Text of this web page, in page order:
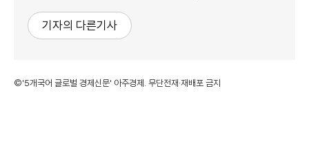
기자의 다른기사
©'5개국어 글로벌 경제신문' 아주경제. 무단전재·재배포 금지